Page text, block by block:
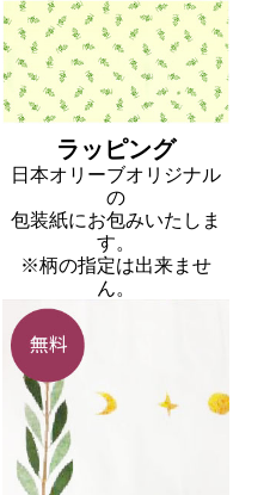
ラッピング
日本オリーブオリジナル
の
包装紙にお包みいたしま
す。
※柄の指定は出来ませ
ん。